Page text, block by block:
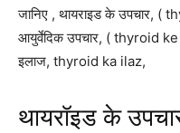
जानिए , थायराइड के उपचार,
आयुर्वेदिक उपचार, ( thyroid
इलाज, thyroid ka ilaz,
थायरॉइड के